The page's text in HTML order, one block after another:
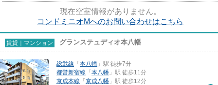
現在空室情報がありません。
コンドミニオMへのお問い合わせはこちら
賃貸｜マンション グランステュディオ本八幡
総武線 「 本八幡 」駅 徒歩7分
都営新宿線 「 本八幡 」駅 徒歩11分
京成本線 「 京成八幡 」駅 徒歩12分